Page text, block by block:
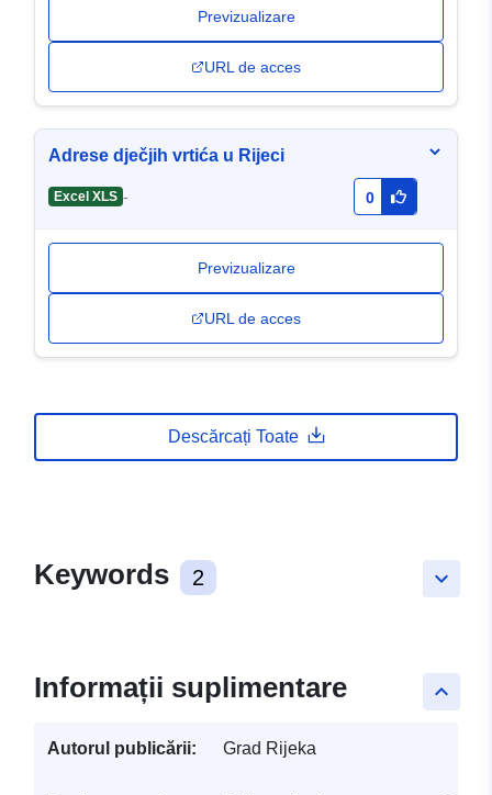
Previzualizare
URL de acces
Adrese dječjih vrtića u Rijeci
Excel XLS - 0
Previzualizare
URL de acces
Descărcați Toate
keyboard_arrow_down
Keywords 2
keyboard_arrow_up
Informații suplimentare
Autorul publicării: Grad Rijeka